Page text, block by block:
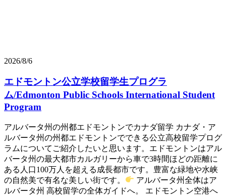
2026/8/6
エドモントン公立学校留学生プログラ
ム/Edmonton Public Schools International Student
Program
アルバータ州の州都エドモントンでカナダ留学 カナダ・ア
ルバータ州の州都エドモントンでできる公立高校留学プログ
ラムについてご紹介したいと思います。エドモントンはアル
バータ州の最大都市カルガリーから車で3時間ほどの距離に
ある人口100万人を超える成長都市です。豊富な緑地や水峡
の自然美で有名な美しい街です。
アルバータ州全体はア
ルバータ州 高校留学の全体ガイドへ。 エドモントン空港へ